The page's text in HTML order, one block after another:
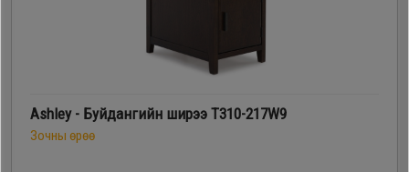
Ashley - Буйдангийн ширээ T310-217W9
Зочны өрөө